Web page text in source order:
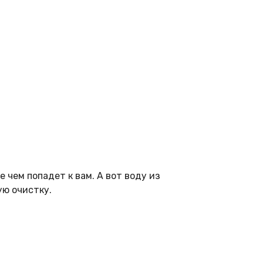
чем попадет к вам. А вот воду из
очистку.